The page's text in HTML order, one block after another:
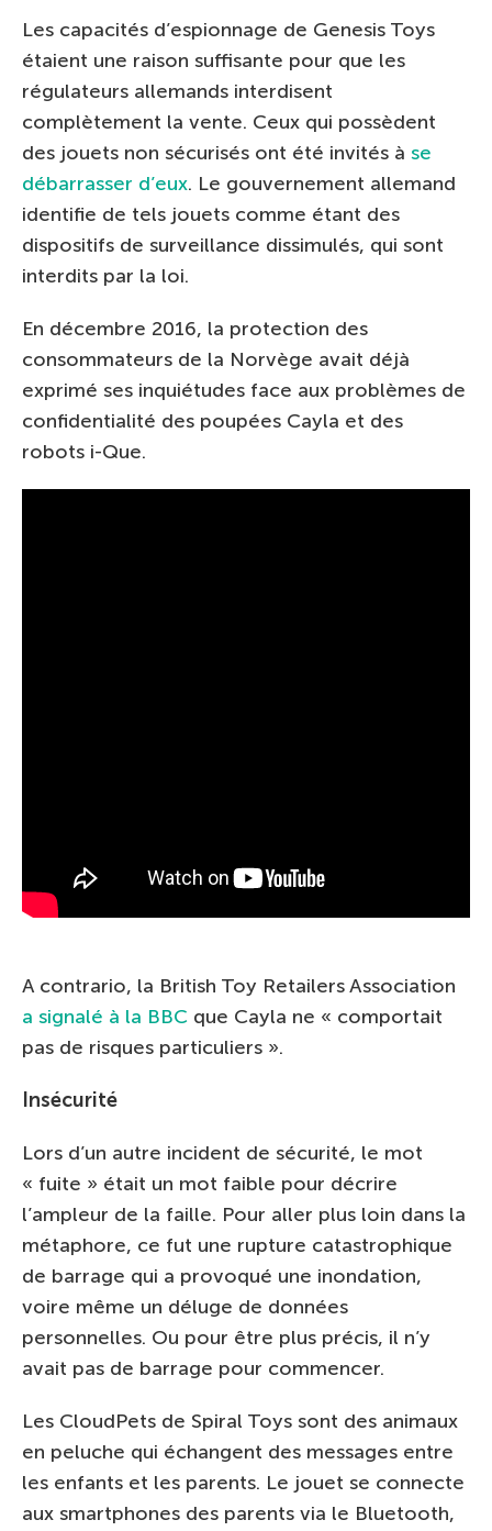
Les capacités d’espionnage de Genesis Toys
étaient une raison suffisante pour que les
régulateurs allemands interdisent
complètement la vente. Ceux qui possèdent
des jouets non sécurisés ont été invités à se
débarrasser d’eux. Le gouvernement allemand
identifie de tels jouets comme étant des
dispositifs de surveillance dissimulés, qui sont
interdits par la loi.
En décembre 2016, la protection des
consommateurs de la Norvège avait déjà
exprimé ses inquiétudes face aux problèmes de
confidentialité des poupées Cayla et des
robots i-Que.
A contrario, la British Toy Retailers Association
a signalé à la BBC que Cayla ne « comportait
pas de risques particuliers ».
Insécurité
Lors d’un autre incident de sécurité, le mot
« fuite » était un mot faible pour décrire
l’ampleur de la faille. Pour aller plus loin dans la
métaphore, ce fut une rupture catastrophique
de barrage qui a provoqué une inondation,
voire même un déluge de données
personnelles. Ou pour être plus précis, il n’y
avait pas de barrage pour commencer.
Les CloudPets de Spiral Toys sont des animaux
en peluche qui échangent des messages entre
les enfants et les parents. Le jouet se connecte
aux smartphones des parents via le Bluetooth,